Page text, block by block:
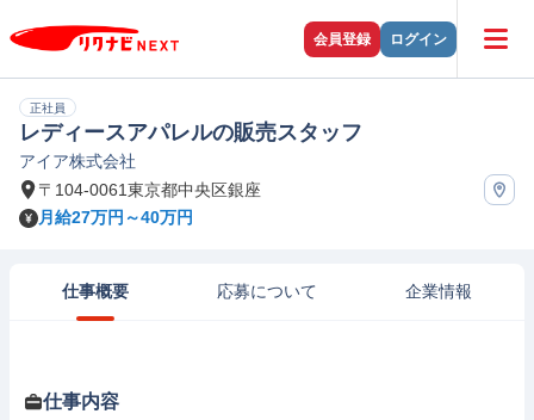
会員登録 ログイン
正社員
レディースアパレルの販売スタッフ
アイア株式会社
〒104-0061東京都中央区銀座
月給27万円～40万円
仕事概要 応募について 企業情報
仕事内容